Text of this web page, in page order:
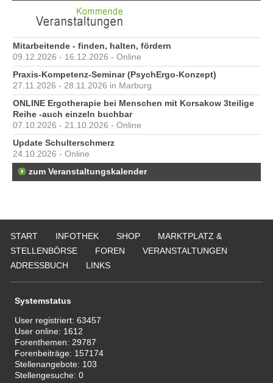
Mitarbeitende - finden, halten, fördern
09.12.2026 - 16.12.2026 - Online
Praxis-Kompetenz-Seminar (PsychErgo-Konzept)
27.11.2026 - 28.11.2026 in Marburg
ONLINE Ergotherapie bei Menschen mit Korsakow 3teilige
Reihe -auch einzeln buchbar
07.10.2026 - 21.10.2026 - Online
Update Schulterschmerz
24.10.2026 - Online
zum Veranstaltungskalender
START INFOTHEK SHOP
MARKTPLATZ &
STELLENBÖRSE
FOREN
VERANSTALTUNGEN
ADRESSBUCH
LINKS
Systemstatus
User registriert:63457
User online: 1612
Forenthemen: 29787
Forenbeiträge: 157174
Stellenangebote: 103
Stellengesuche:0